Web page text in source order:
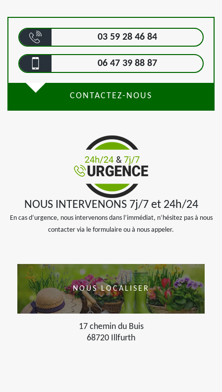
03 59 28 46 84
06 47 39 88 87
CONTACTEZ-NOUS
NOUS INTERVENONS 7j/7 et 24h/24
En cas d’urgence, nous intervenons dans l’immédiat, n’hésitez pas à nous
contacter via le formulaire ou à nous appeler.
NOUS LOCALISER
17 chemin du Buis
68720 Illfurth